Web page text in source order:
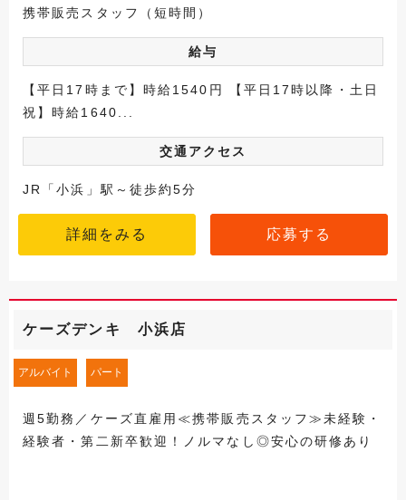
携帯販売スタッフ（短時間）
給与
【平日17時まで】時給1540円 【平日17時以降・土日
祝】時給1640...
交通アクセス
JR「小浜」駅～徒歩約5分
詳細をみる 応募する
ケーズデンキ 小浜店
アルバイト パート
週5勤務／ケーズ直雇用≪携帯販売スタッフ≫未経験・
経験者・第二新卒歓迎！ノルマなし◎安心の研修あり